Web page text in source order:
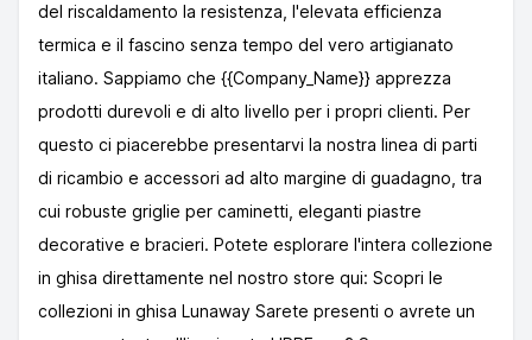
del riscaldamento la resistenza, l'elevata efficienza
termica e il fascino senza tempo del vero artigianato
italiano. Sappiamo che {{Company_Name}} apprezza
prodotti durevoli e di alto livello per i propri clienti. Per
questo ci piacerebbe presentarvi la nostra linea di parti
di ricambio e accessori ad alto margine di guadagno, tra
cui robuste griglie per caminetti, eleganti piastre
decorative e bracieri. Potete esplorare l'intera collezione
in ghisa direttamente nel nostro store qui: Scopri le
collezioni in ghisa Lunaway Sarete presenti o avrete un